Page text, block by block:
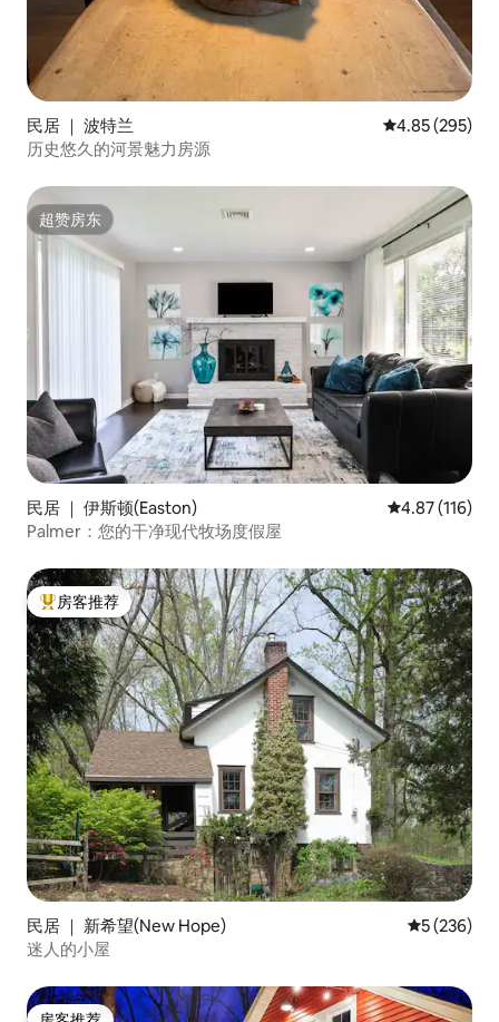
民居 ｜ 波特兰 平均评分 4.85
4.85 (295)
历史悠久的河景魅力房源
超赞房东
超赞房东
民居 ｜ 伊斯顿(Easton) 平均评分 4.87
4.87 (116)
Palmer：您的干净现代牧场度假屋
热门「房客推荐」
房客推荐
民居 ｜ 新希望(New Hope) 平均评分 5
5 (236)
迷人的小屋